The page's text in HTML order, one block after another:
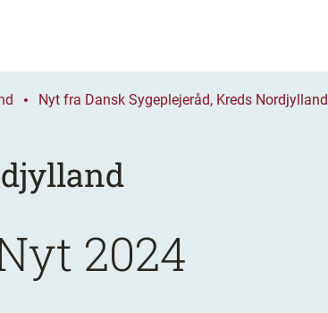
Nyt fra Dansk Sygeplejeråd, Kreds Nordjylland
2024